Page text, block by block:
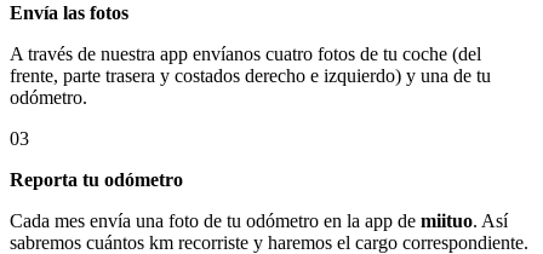
Envía las fotos
A través de nuestra app envíanos cuatro fotos de tu coche (del
frente, parte trasera y costados derecho e izquierdo) y una de tu
odómetro.
03
Reporta tu odómetro
Cada mes envía una foto de tu odómetro en la app de miituo. Así
sabremos cuántos km recorriste y haremos el cargo correspondiente.